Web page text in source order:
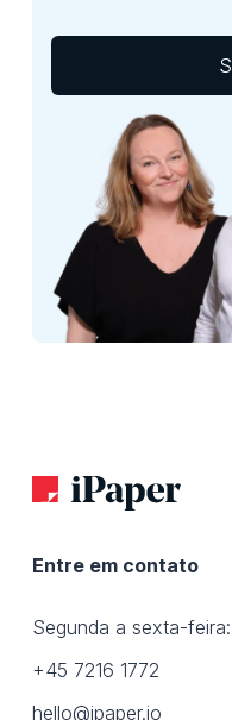
Entre em contato
Segunda a sexta-
+45 7216 1772
hello@ipaper.io